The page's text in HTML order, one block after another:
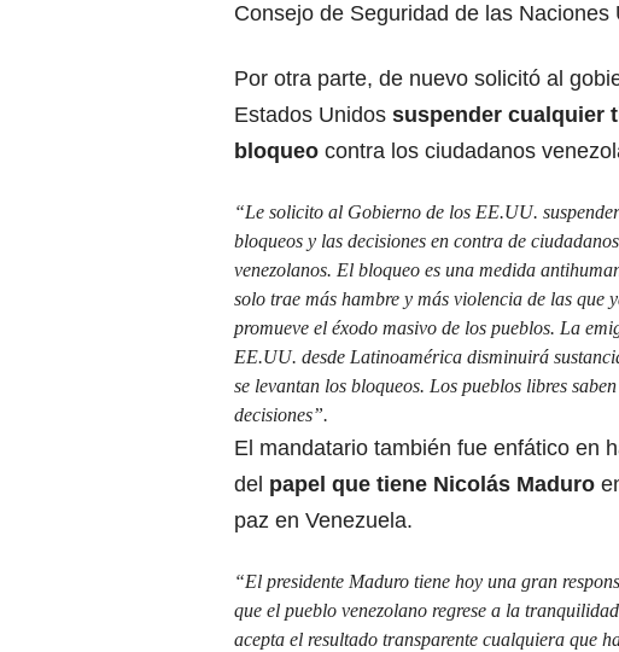
Consejo de Seguridad de las Naciones
Por otra parte, de nuevo solicitó al
Estados Unidos suspender cualquier
bloqueo contra los ciudadanos
“Le solicito al Gobierno de los EE.UU.
bloqueos y las decisiones en contra de ciudadanos
venezolanos. El bloqueo es una medida
solo trae más hambre y más violencia de las que
promueve el éxodo masivo de los pueblos. La
EE.UU. desde Latinoamérica disminuirá
se levantan los bloqueos. Los pueblos libres
decisiones”.
El mandatario también fue enfático en
del papel que tiene Nicolás Maduro
paz en Venezuela.
“El presidente Maduro tiene hoy una gran
que el pueblo venezolano regrese a la
acepta el resultado transparente cualquiera que